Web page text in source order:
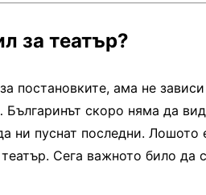
за театър?
постановките, ама не
Българинът скоро няма да
ни пуснат последни. Лошото
Сега важното било да